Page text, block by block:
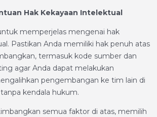
Hak Kekayaan Intelektual
memperjelas mengenai hak
Pastikan Anda memiliki hak penuh atas
termasuk kode sumber dan
agar Anda dapat melakukan
pengembangan ke tim lain di
kendala hukum.
semua faktor di atas, memilih